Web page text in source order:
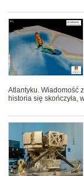
Atlantyku. Wiadomość
historia się skończyła,